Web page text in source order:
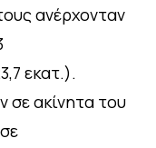
ανέρχονταν
εκατ.).
σε ακίνητα του